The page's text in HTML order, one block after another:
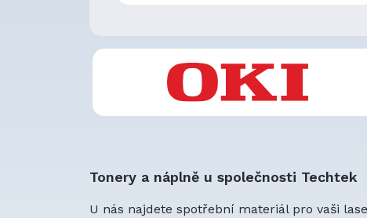
Tonery a náplně u společnosti Techtek
U nás najdete spotřební materiál pro vaši